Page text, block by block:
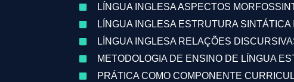
LÍNGUA INGLESA ASPECTOS
LÍNGUA INGLESA ESTRUTURA SINTÁTICA I
LÍNGUA INGLESA RELAÇÕES
METODOLOGIA DE ENSINO DE LÍNGUA
PRÁTICA COMO COMPONENTE